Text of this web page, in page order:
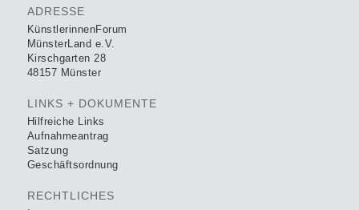
ADRESSE
KünstlerinnenForum
MünsterLand e.V.
Kirschgarten 28
48157 Münster
LINKS + DOKUMENTE
Hilfreiche Links
Aufnahmeantrag
Satzung
Geschäftsordnung
RECHTLICHES